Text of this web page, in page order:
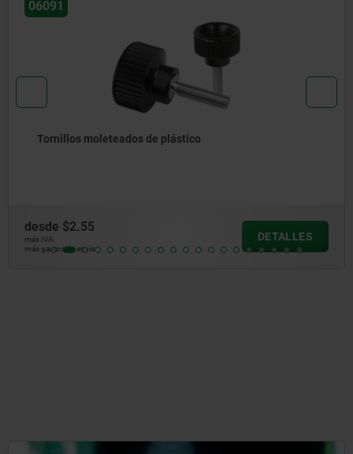
$2.73
más gastos de envío